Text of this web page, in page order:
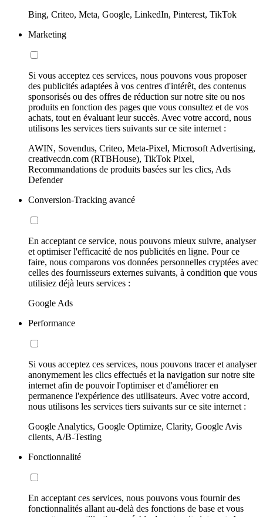
Bing, Criteo, Meta, Google, LinkedIn, Pinterest, TikTok
Marketing
Si vous acceptez ces services, nous pouvons vous proposer
des publicités adaptées à vos centres d'intérêt, des contenus
sponsorisés ou des offres de réduction sur notre site ou nos
produits en fonction des pages que vous consultez et de vos
achats, tout en évaluant leur succès. Avec votre accord, nous
utilisons les services tiers suivants sur ce site internet :
AWIN, Sovendus, Criteo, Meta-Pixel, Microsoft Advertising,
creativecdn.com (RTBHouse), TikTok Pixel,
Recommandations de produits basées sur les clics, Ads
Defender
Conversion-Tracking avancé
En acceptant ce service, nous pouvons mieux suivre, analyser
et optimiser l'efficacité de nos publicités en ligne. Pour ce
faire, nous comparons vos données personnelles cryptées avec
celles des fournisseurs externes suivants, à condition que vous
utilisiez déjà leurs services :
Google Ads
Performance
Si vous acceptez ces services, nous pouvons tracer et analyser
anonymement les clics effectués et la navigation sur notre site
internet afin de pouvoir l'optimiser et d'améliorer en
permanence l'expérience des utilisateurs. Avec votre accord,
nous utilisons les services tiers suivants sur ce site internet :
Google Analytics, Google Optimize, Clarity, Google Avis
clients, A/B-Testing
Fonctionnalité
En acceptant ces services, nous pouvons vous fournir des
fonctionnalités allant au-delà des fonctions de base et vous